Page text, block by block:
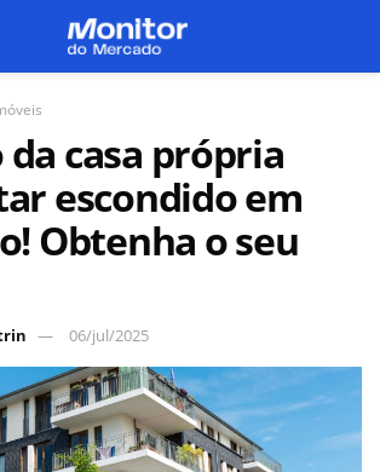
da casa própria
escondido em
Obtenha o seu
06/jul/2025